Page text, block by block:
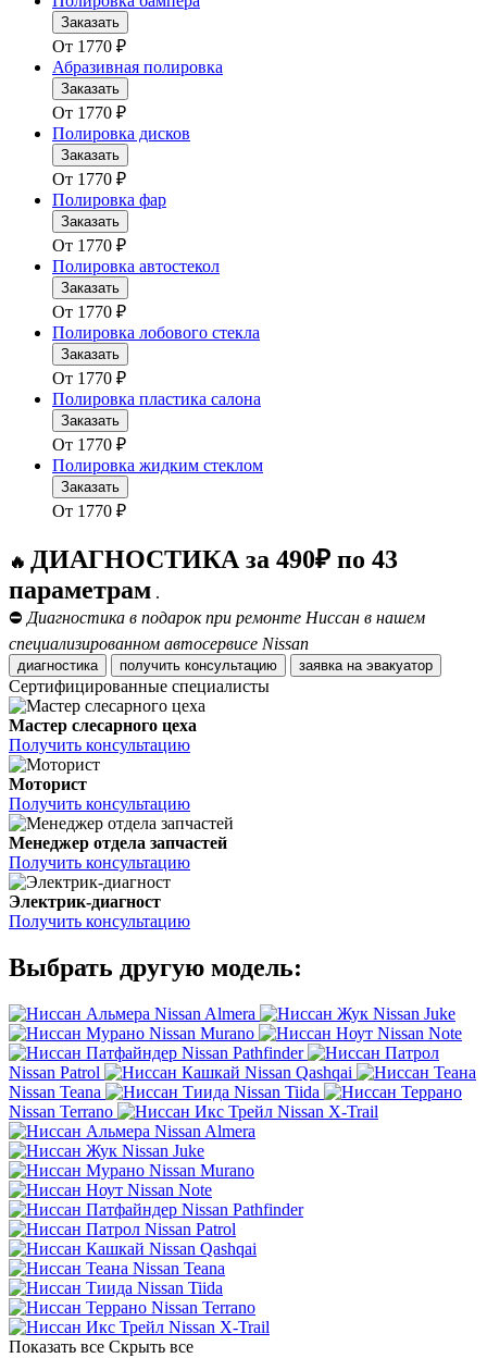
Заказать
От 1770 ₽
Абразивная полировка
Заказать
От 1770 ₽
Полировка дисков
Заказать
От 1770 ₽
Полировка фар
Заказать
От 1770 ₽
Полировка автостекол
Заказать
От 1770 ₽
Полировка лобового стекла
Заказать
От 1770 ₽
Полировка пластика салона
Заказать
От 1770 ₽
Полировка жидким стеклом
Заказать
От 1770 ₽
🔥 ДИАГНОСТИКА за 490₽ по 43
параметрам .
⛔ Диагностика в подарок при ремонте Ниссан в нашем
специализированном автосервисе Nissan
диагностика получить консультацию заявка на эвакуатор
Сертифицированные специалисты
Мастер слесарного цеха
Получить консультацию
Моторист
Получить консультацию
Менеджер отдела запчастей
Получить консультацию
Электрик-диагност
Получить консультацию
Выбрать другую модель:
Nissan Almera
Nissan Juke
Nissan Murano
Nissan Note
Nissan Pathfinder
Nissan Patrol
Nissan Qashqai
Nissan Teana
Nissan Tiida
Nissan Terrano
Nissan X-Trail
Nissan Almera
Nissan Juke
Nissan Murano
Nissan Note
Nissan Pathfinder
Nissan Patrol
Nissan Qashqai
Nissan Teana
Nissan Tiida
Nissan Terrano
Nissan X-Trail
Показать все Скрыть все